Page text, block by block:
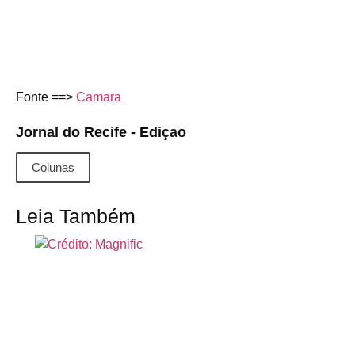
Fonte ==> Camara
Jornal do Recife - Ediçao
Colunas
Leia Também